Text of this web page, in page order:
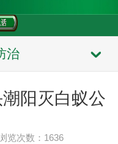
治
阳灭白蚁公
览次数： 1636